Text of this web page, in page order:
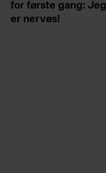
for første gang: Jeg
er nervøs!